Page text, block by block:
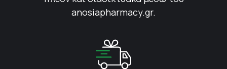
anosiapharmacy.gr.